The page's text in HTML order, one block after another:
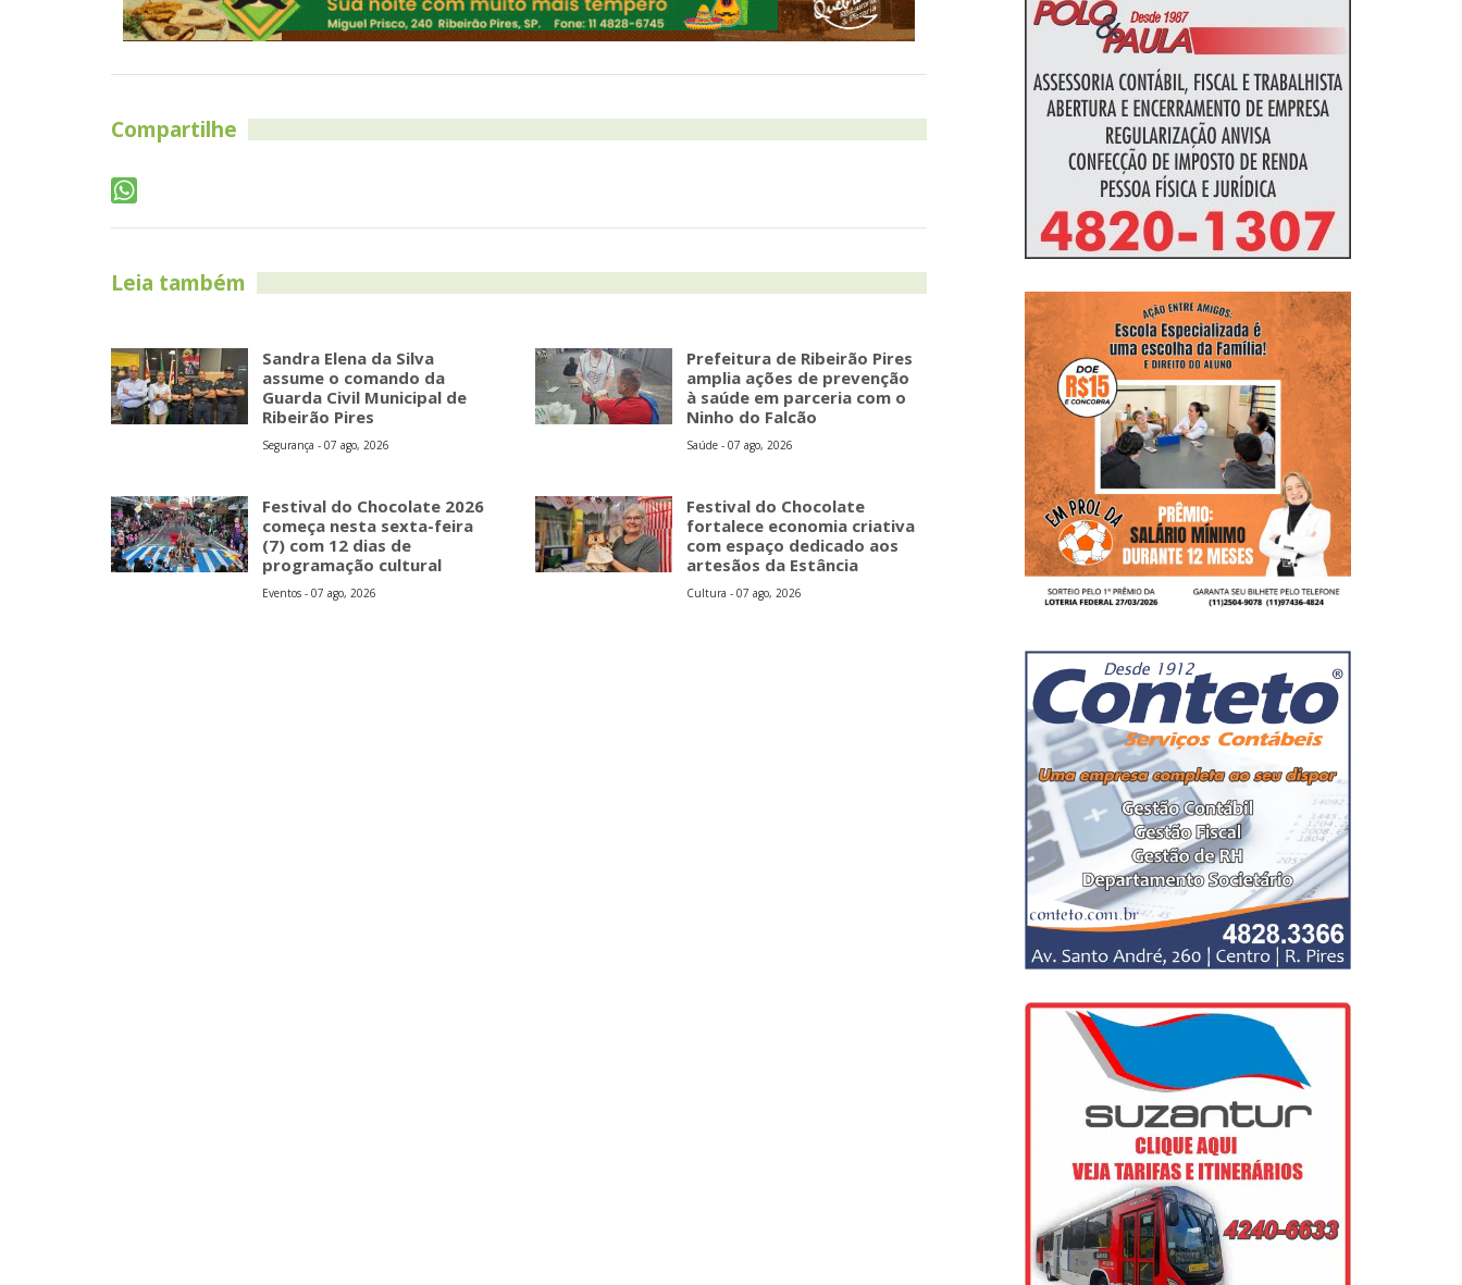
Compartilhe
Leia também
Sandra Elena da Silva
assume o comando da
Guarda Civil Municipal de
Ribeirão Pires
Segurança - 07 ago, 2026
Prefeitura de Ribeirão Pires
amplia ações de prevenção
à saúde em parceria com o
Ninho do Falcão
Saúde - 07 ago, 2026
Festival do Chocolate 2026
começa nesta sexta-feira
(7) com 12 dias de
programação cultural
Eventos - 07 ago, 2026
Festival do Chocolate
fortalece economia criativa
com espaço dedicado aos
artesãos da Estância
Cultura - 07 ago, 2026